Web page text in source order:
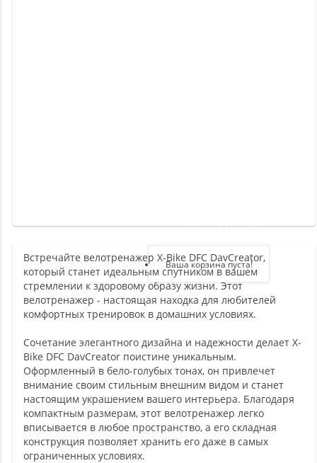
Регистрация
Авторизация
Ваша корзина пуста!
Встречайте велотренажер X-Bike DFC DavCreator,
который станет идеальным спутником в вашем
стремлении к здоровому образу жизни. Этот
велотренажер - настоящая находка для любителей
комфортных тренировок в домашних условиях.
Сочетание элегантного дизайна и надежности делает X-
Bike DFC DavCreator поистине уникальным.
Оформленный в бело-голубых тонах, он привлечет
внимание своим стильным внешним видом и станет
настоящим украшением вашего интерьера. Благодаря
компактным размерам, этот велотренажер легко
вписывается в любое пространство, а его складная
конструкция позволяет хранить его даже в самых
ограниченных условиях.